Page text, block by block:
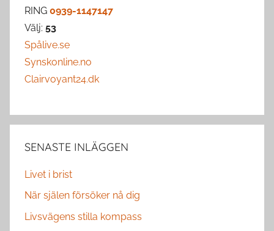
RING 0939-1147147
Välj: 53
Spålive.se
Synskonline.no
Clairvoyant24.dk
SENASTE INLÄGGEN
Livet i brist
När själen försöker nå dig
Livsvägens stilla kompass